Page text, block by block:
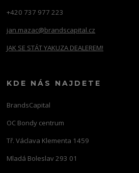
+420 737 977 223
jan.mazac@brandscapital.cz
JAK SE STÁT YAKUZA DEALEREM!
KDE NÁS NAJDETE
BrandsCapital
OC Bondy centrum
Tř. Václava Klementa 1459
Mladá Boleslav 293 01